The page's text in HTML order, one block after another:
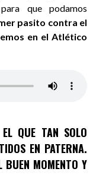
para que podamos
pasito contra el
en el Atlético
QUE TAN SOLO
EN PATERNA.
BUEN MOMENTO Y